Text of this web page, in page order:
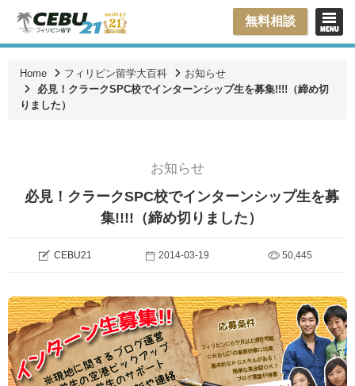
無料相談
Home フィリピン留学大百科
お知らせ
必見！クラークSPC校でインターンシップ生を募集!!!!（締め切
りました）
お知らせ
必見！クラークSPC校でインターンシップ生を募
集!!!!（締め切りました）
CEBU21 2014-03-19 50,445